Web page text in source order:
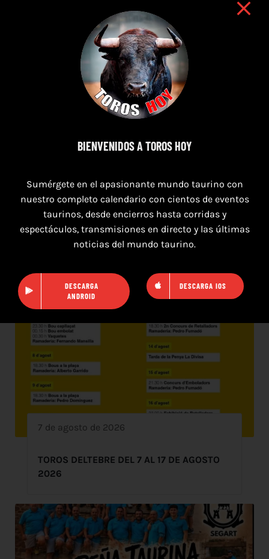
7 de agosto de 2026
TOROS DELTEBRE DEL 7 AL 17 DE AGOSTO
2026
BIENVENIDOS A TOROS HOY
Sumérgete en el apasionante mundo taurino con
nuestro completo calendario con cientos de eventos
taurinos, desde encierros hasta corridas y
espectáculos, transmisiones en directo y las últimas
noticias del mundo taurino.
DESCARGA
ANDROID
DESCARGA IOS